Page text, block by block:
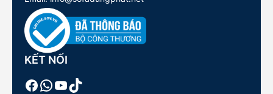
KẾT NỐI
Facebook
WhatsApp
Youtube
TikTok